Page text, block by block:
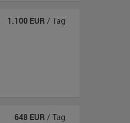
1.100 EUR / Tag
648 EUR / Tag